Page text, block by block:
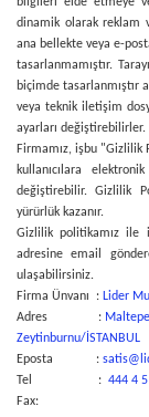
dinamik olarak reklam
ana bellekte veya e-
tasarlanmamıştır.
biçimde tasarlanmıştır
veya teknik iletişim
ayarları değiştirebilirler.
Firmamız, işbu "Gizlilik
kullanıcılara
değiştirebilir. Gizlilik
yürürlük kazanır.
Gizlilik politikamız
adresine email
ulaşabilirsiniz.
Firma Ünvanı : Lider
Adres :
Zeytinburnu/İSTANBUL
Eposta :
Tel : 444 4
Fax: